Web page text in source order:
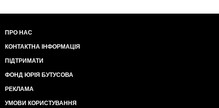
ПРО НАС
КОНТАКТНА ІНФОРМАЦІЯ
ПІДТРИМАТИ
ФОНД ЮРІЯ БУТУСОВА
РЕКЛАМА
УМОВИ КОРИСТУВАННЯ